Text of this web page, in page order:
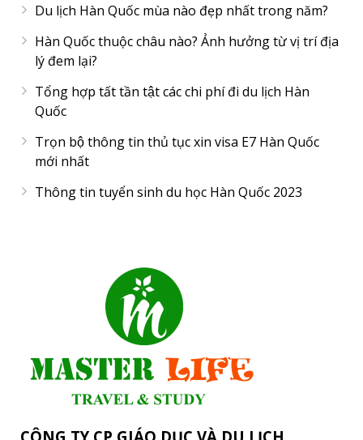
Du lịch Hàn Quốc mùa nào đẹp nhất trong năm?
Hàn Quốc thuộc châu nào? Ảnh hưởng từ vị trí địa
lý đem lại?
Tổng hợp tất tần tật các chi phí đi du lịch Hàn
Quốc
Trọn bộ thông tin thủ tục xin visa E7 Hàn Quốc
mới nhất
Thông tin tuyển sinh du học Hàn Quốc 2023